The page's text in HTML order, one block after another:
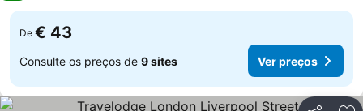
De € 43
Consulte os preços de 9 sites Ver preços